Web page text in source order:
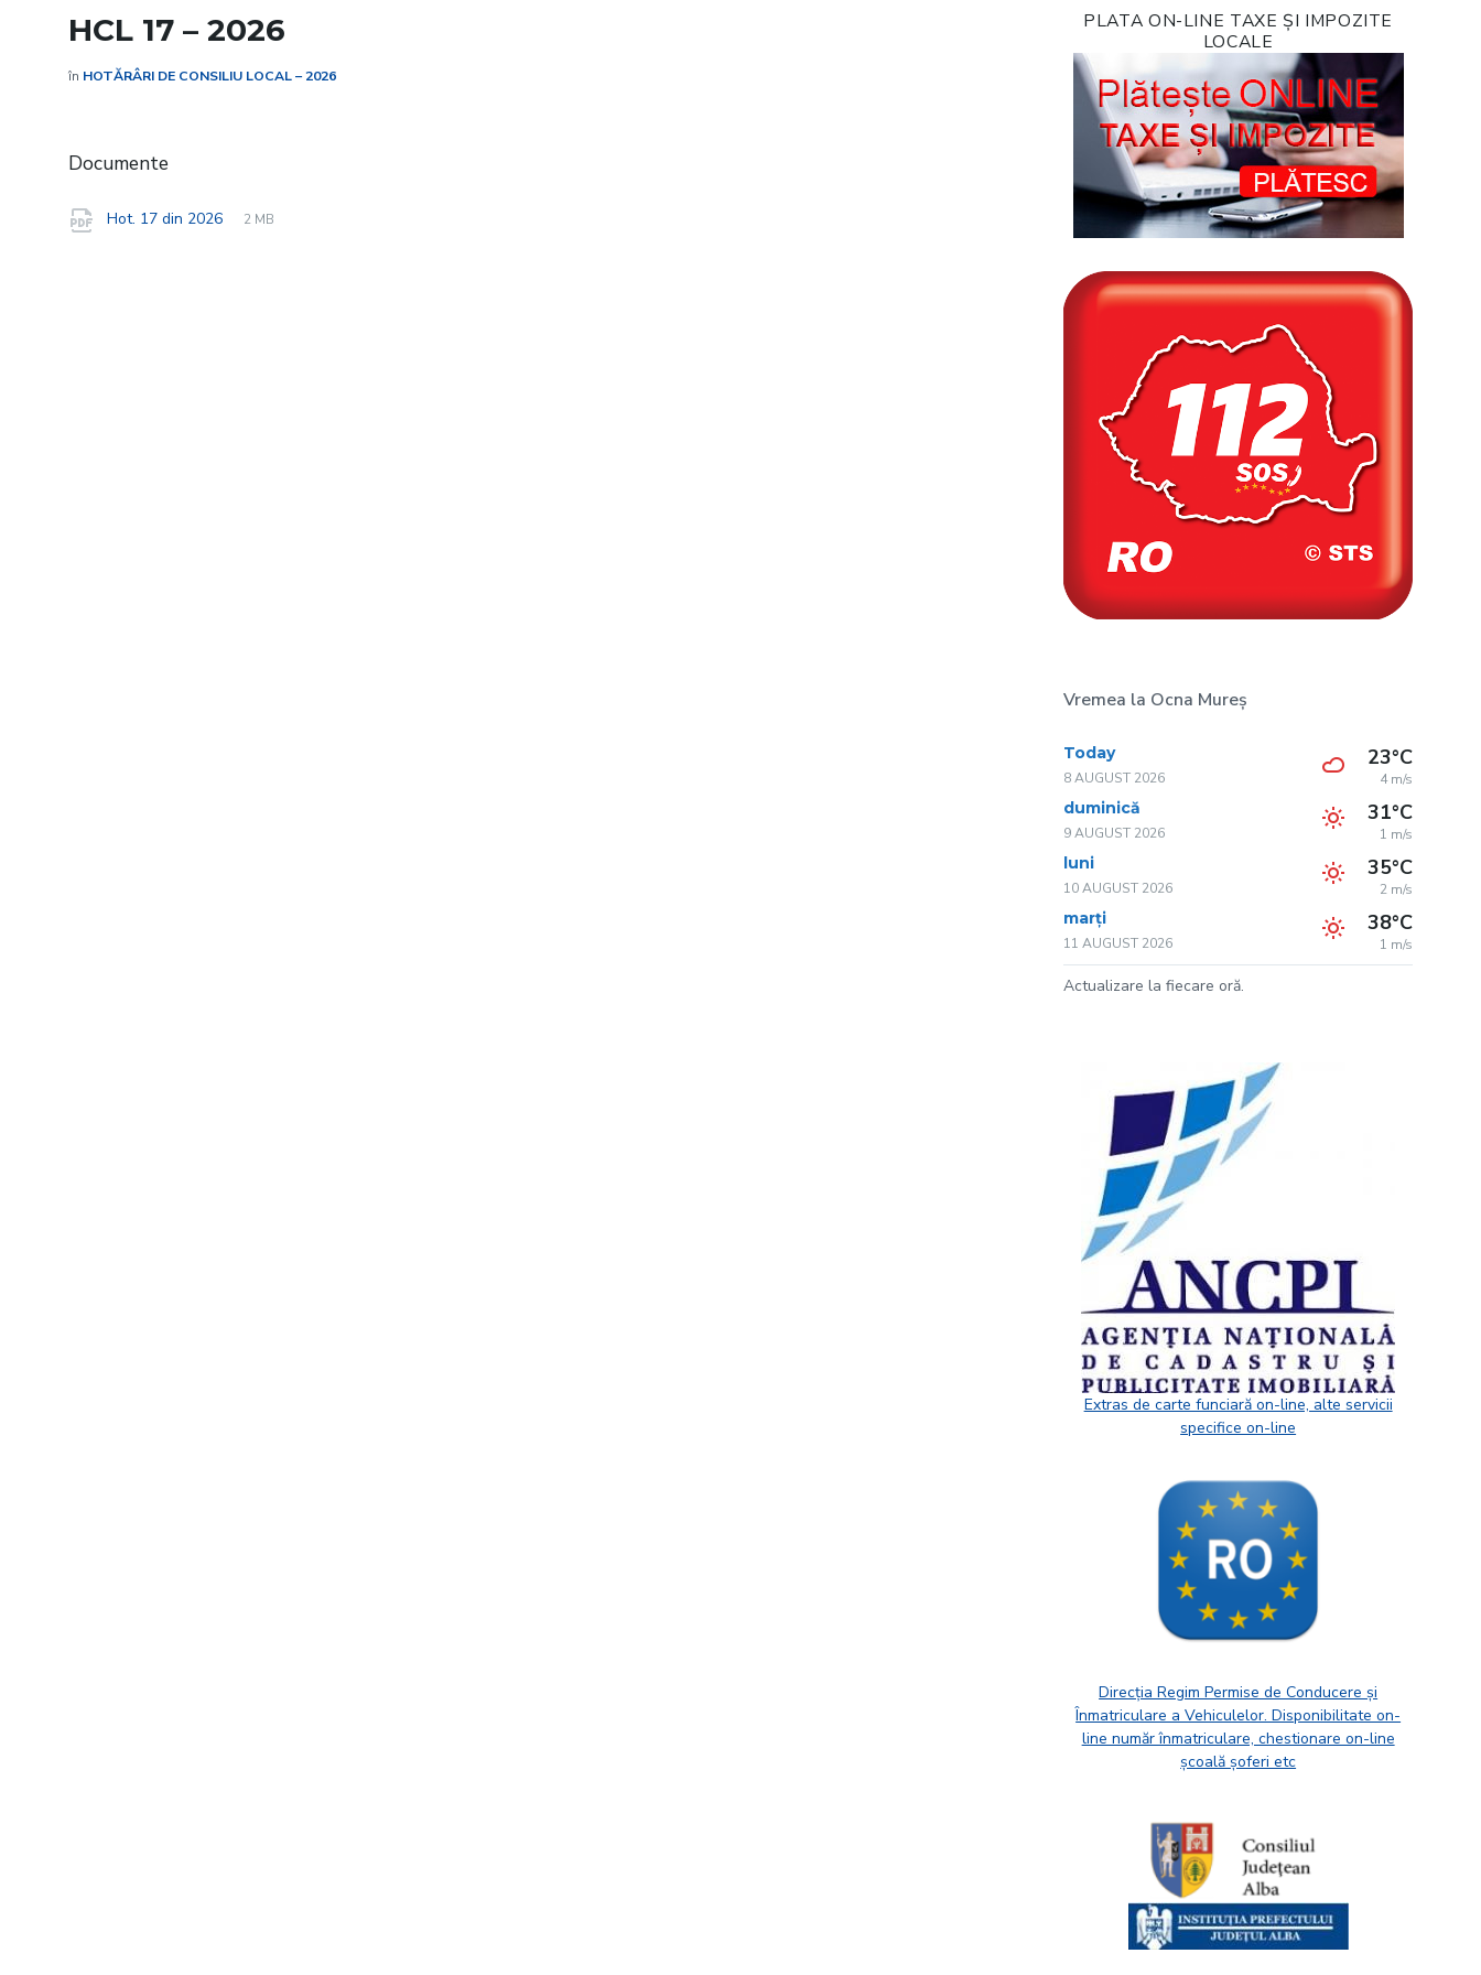
HCL 17 – 2026
în HOTĂRÂRI DE CONSILIU LOCAL – 2026
Documente
Hot. 17 din 2026
File
pdf
File
2 MB
PLATA ON-LINE TAXE ȘI IMPOZITE
LOCALE
Vremea la Ocna Mureș
Today
8 AUGUST 2026
23°C
4 m/s
duminică
9 AUGUST 2026
31°C
1 m/s
luni
10 AUGUST 2026
35°C
2 m/s
marți
11 AUGUST 2026
38°C
1 m/s
Actualizare la fiecare oră.
Extras de carte funciară on-line, alte servicii
specifice on-line
Direcția Regim Permise de Conducere și
Înmatriculare a Vehiculelor. Disponibilitate on-
line număr înmatriculare, chestionare on-line
școală șoferi etc